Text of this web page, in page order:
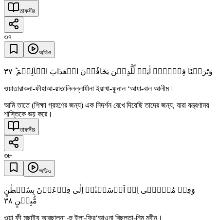
তাফসীর
৩৭
অডিও
وَتَرَکۡنَا فِیۡہَاۤ اٰیَۃً لِّلَّذِیۡنَ یَخَافُوۡنَ الۡعَذَابَ الۡاَلِیۡمَ ؕ ٣٧
ওয়াতারাকনা-ফীহাআ-য়াতালিলল্লাযীনা ইয়াখা-ফূনাল ‘আযা-বাল আলীম।
আমি তাতে (শিক্ষা গ্রহণের জন্য) এক নিদর্শন রেখে দিয়েছি তাদের জন্য, যারা যন্ত্রণাময়
শাস্তিকে ভয় করে।
তাফসীর
৩৮
অডিও
وَفِیۡ مُوۡسٰۤی اِذۡ اَرۡسَلۡنٰہُ اِلٰی فِرۡعَوۡنَ بِسُلۡطٰنٍ
مُّبِیۡنٍ ٣٨
ওয়া ফী মূছাইয আরছালনা -হু ইলা-ফির‘আওনা বিছুলতা-নিম মুবীন।